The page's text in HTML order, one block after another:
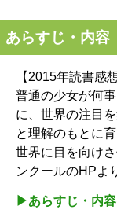
あらすじ・内容
【2015年読書感
普通の少女が何
に、世界の注目
と理解のもとに
世界に目を向け
ンクールのHPよ
▶︎あらすじ・内